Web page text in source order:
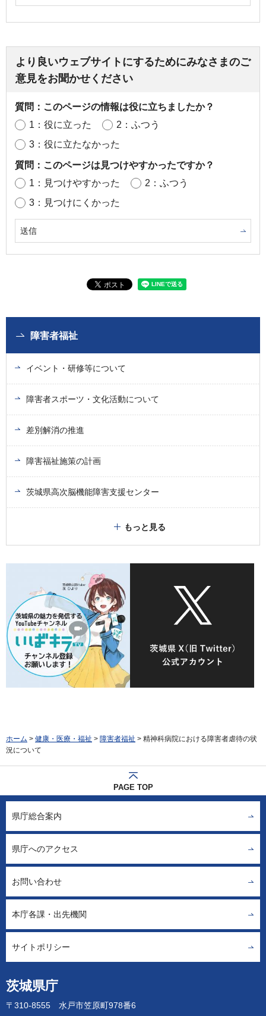
より良いウェブサイトにするためにみなさまのご
意見をお聞かせください
質問：このページの情報は役に立ちましたか？
1：役に立った
2：ふつう
3：役に立たなかった
質問：このページは見つけやすかったですか？
1：見つけやすかった
2：ふつう
3：見つけにくかった
障害者福祉
イベント・研修等について
障害者スポーツ・文化活動について
差別解消の推進
障害福祉施策の計画
茨城県高次脳機能障害支援センター
もっと見る
ホーム > 健康・医療・福祉 > 障害者福祉 > 精神科病院における障害者虐待の状
況について
PAGE TOP
茨城県庁
〒310-8555 水戸市笠原町978番6
県庁総合案内
県庁へのアクセス
お問い合わせ
本庁各課・出先機関
サイトポリシー